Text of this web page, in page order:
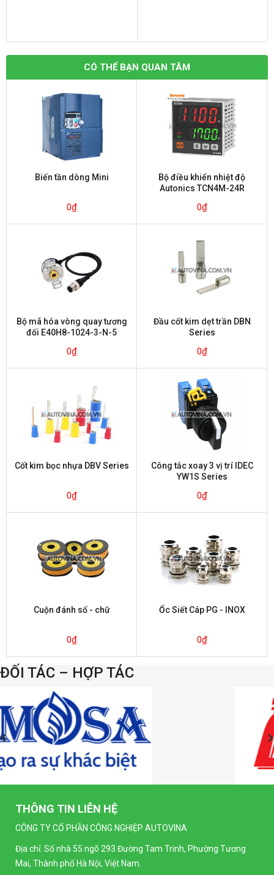
CÓ THỂ BẠN QUAN TÂM
Biến tần dòng Mini
0₫
Bộ điều khiển nhiệt độ
Autonics TCN4M-24R
0₫
Bộ mã hóa vòng quay tương
đối E40H8-1024-3-N-5
0₫
Đầu cốt kim dẹt trần DBN
Series
0₫
Cốt kim bọc nhựa DBV Series
0₫
Công tắc xoay 3 vị trí IDEC
YW1S Series
0₫
Cuộn đánh số - chữ
0₫
Ốc Siết Cáp PG - INOX
0₫
ĐỐI TÁC – HỢP TÁC
THÔNG TIN LIÊN HỆ
CÔNG TY CỔ PHẦN CÔNG NGHIỆP AUTOVINA
Địa chỉ: Số nhà 55 ngõ 293 Đường Tam Trinh, Phường Tương
Mai, Thành phố Hà Nội, Việt Nam.